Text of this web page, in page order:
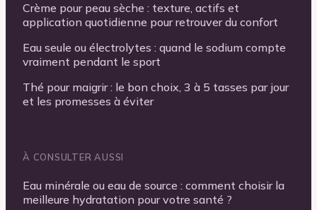
Crème pour peau sèche : texture, actifs et
application quotidienne pour retrouver du confort
Eau seule ou électrolytes : quand le sodium compte
vraiment pendant le sport
Thé pour maigrir : le bon choix, 3 à 5 tasses par jour
et les promesses à éviter
À CONSULTER AUSSI
Eau minérale ou eau de source : comment choisir la
meilleure hydratation pour votre santé ?